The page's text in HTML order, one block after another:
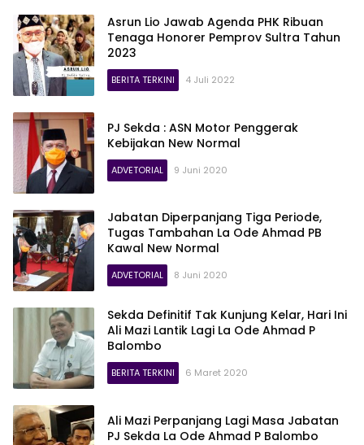
Asrun Lio Jawab Agenda PHK Ribuan
Tenaga Honorer Pemprov Sultra Tahun
2023
BERITA TERKINI 4 Juli 2022
PJ Sekda : ASN Motor Penggerak
Kebijakan New Normal
ADVETORIAL 9 Juni 2020
Jabatan Diperpanjang Tiga Periode,
Tugas Tambahan La Ode Ahmad PB
Kawal New Normal
ADVETORIAL 8 Juni 2020
Sekda Definitif Tak Kunjung Kelar, Hari Ini
Ali Mazi Lantik Lagi La Ode Ahmad P
Balombo
BERITA TERKINI 6 Maret 2020
Ali Mazi Perpanjang Lagi Masa Jabatan
PJ Sekda La Ode Ahmad P Balombo